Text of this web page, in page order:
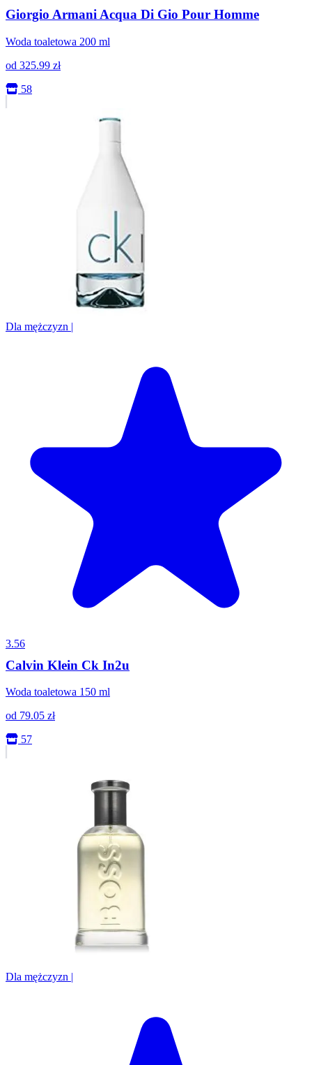
Giorgio Armani Acqua Di Gio Pour Homme
Woda toaletowa 200 ml
od 325.99 zł
58
Dla mężczyzn |
3.56
Calvin Klein Ck In2u
Woda toaletowa 150 ml
od 79.05 zł
57
Dla mężczyzn |